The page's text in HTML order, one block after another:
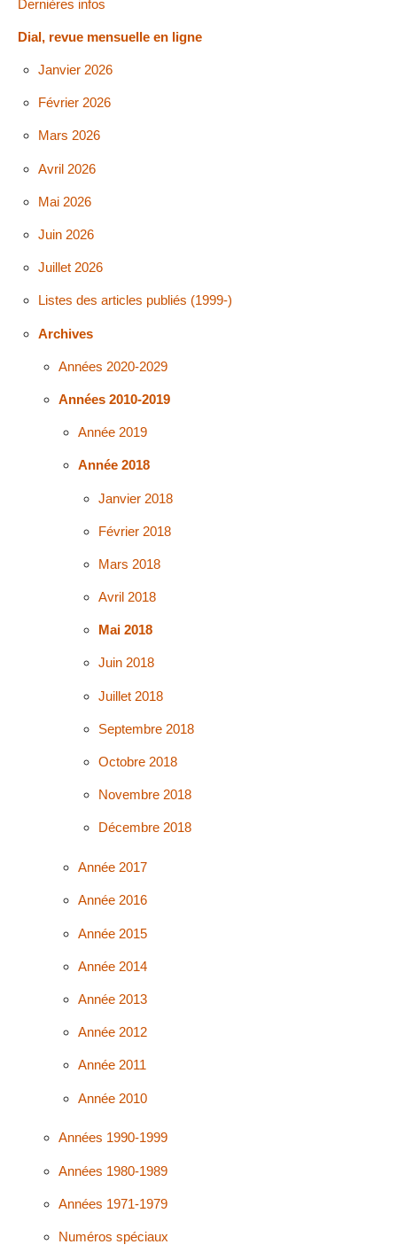
Dernières infos
Dial, revue mensuelle en ligne
Janvier 2026
Février 2026
Mars 2026
Avril 2026
Mai 2026
Juin 2026
Juillet 2026
Listes des articles publiés (1999-)
Archives
Années 2020-2029
Années 2010-2019
Année 2019
Année 2018
Janvier 2018
Février 2018
Mars 2018
Avril 2018
Mai 2018
Juin 2018
Juillet 2018
Septembre 2018
Octobre 2018
Novembre 2018
Décembre 2018
Année 2017
Année 2016
Année 2015
Année 2014
Année 2013
Année 2012
Année 2011
Année 2010
Années 1990-1999
Années 1980-1989
Années 1971-1979
Numéros spéciaux